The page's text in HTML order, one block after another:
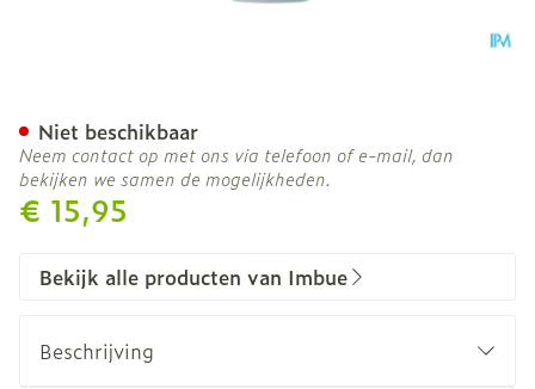
€ 15,95
Niet beschikbaar
Neem contact op met ons via telefoon of e-mail, dan
bekijken we samen de mogelijkheden.
Bekijk alle producten van Imbue
Beschrijving